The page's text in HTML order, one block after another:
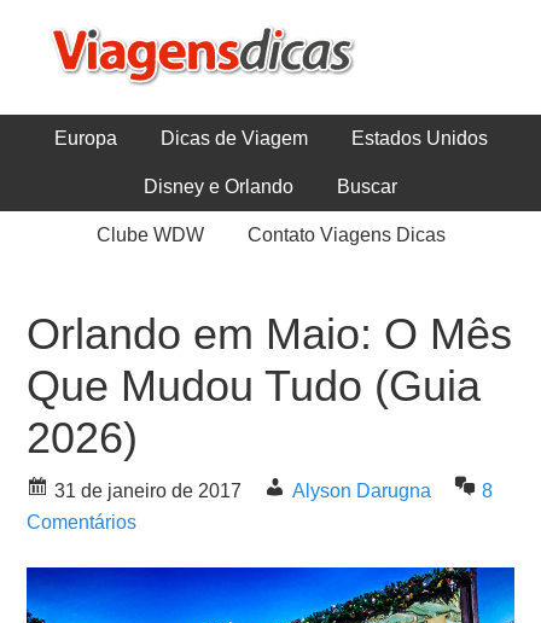
Europa Dicas de Viagem Estados Unidos
Disney e Orlando Buscar
Clube WDW Contato Viagens Dicas
Orlando em Maio: O Mês
Que Mudou Tudo (Guia
2026)
31 de janeiro de 2017 Alyson Darugna
8
Comentários